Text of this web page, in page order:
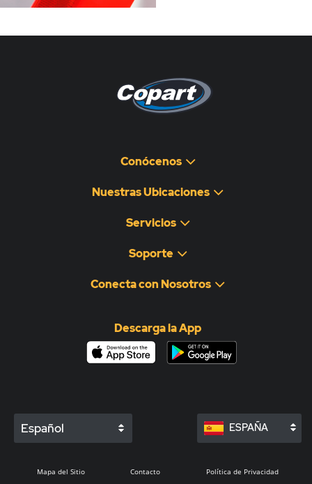
Conócenos
Nuestras Ubicaciones
Servicios
Soporte
Conecta con Nosotros
Descarga la App
Español ESPAÑA
Mapa del Sitio Contacto Política de Privacidad